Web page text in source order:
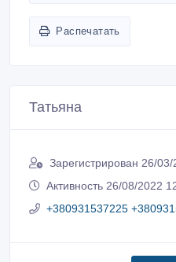
Распечатать
Татьяна
Зарегистрирован 26/03/
Активность 26/08/2022
+380931537225